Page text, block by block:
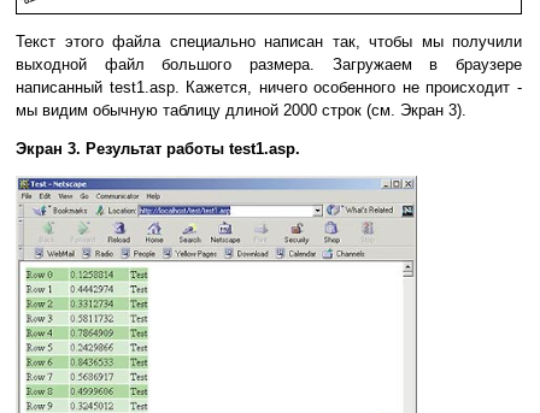
Текст этого файла специально написан так, чтобы мы получили
выходной файл большого размера. Загружаем в браузере
написанный test1.asp. Кажется, ничего особенного не происходит -
мы видим обычную таблицу длиной 2000 строк (см. Экран 3).
Экран 3. Результат работы test1.asp.